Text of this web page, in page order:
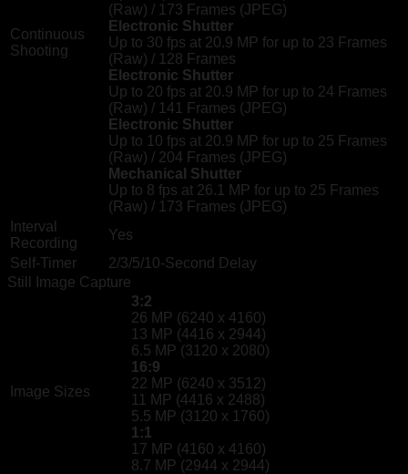
Continuous
Shooting
(Raw) / 173 Frames (JPEG)
Electronic Shutter
Up to 30 fps at 20.9 MP for up to 23 Frames
(Raw) / 128 Frames
Electronic Shutter
Up to 20 fps at 20.9 MP for up to 24 Frames
(Raw) / 141 Frames (JPEG)
Electronic Shutter
Up to 10 fps at 20.9 MP for up to 25 Frames
(Raw) / 204 Frames (JPEG)
Mechanical Shutter
Up to 8 fps at 26.1 MP for up to 25 Frames
(Raw) / 173 Frames (JPEG)
Interval
Recording
Yes
Self-Timer
2/3/5/10-Second Delay
Still Image Capture
Image Sizes
3:2
26 MP (6240 x 4160)
13 MP (4416 x 2944)
6.5 MP (3120 x 2080)
16:9
22 MP (6240 x 3512)
11 MP (4416 x 2488)
5.5 MP (3120 x 1760)
1:1
17 MP (4160 x 4160)
8.7 MP (2944 x 2944)